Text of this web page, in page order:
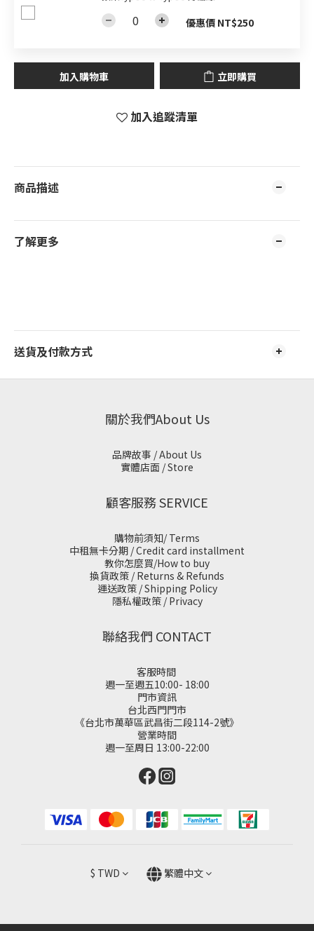
優惠價 NT$250
加入購物車 立即購買
加入追蹤清單
商品描述
了解更多
送貨及付款方式
關於我們About Us
品牌故事 / About Us
實體店面 / Store
顧客服務 SERVICE
購物前須知/ Terms
中租無卡分期 / Credit card installment
教你怎麼買/How to buy
換貨政策 / Returns & Refunds
運送政策 / Shipping Policy
隱私權政策 / Privacy
聯絡我們 CONTACT
客服時間
週一至週五10:00- 18:00
門市資訊
台北西門門市
《台北市萬華區武昌街二段114-2號》
營業時間
週一至周日 13:00-22:00
$ TWD 繁體中文